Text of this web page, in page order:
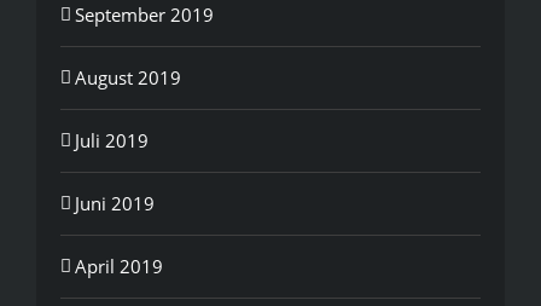
September 2019
August 2019
Juli 2019
Juni 2019
April 2019